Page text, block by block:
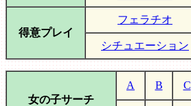
得意プレイ
フェラチオ
シチュエーション
女の子サーチ
A B C